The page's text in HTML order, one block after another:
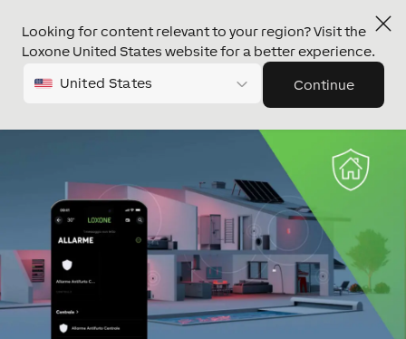
Looking for content relevant to your region? Visit the
Loxone United States website for a better experience.
United States Continue